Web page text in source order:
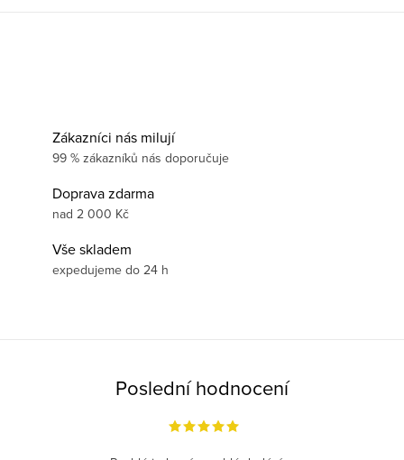
Zákazníci nás milují
99 % zákazníků nás doporučuje
Doprava zdarma
nad 2 000 Kč
Vše skladem
expedujeme do 24 h
Poslední hodnocení